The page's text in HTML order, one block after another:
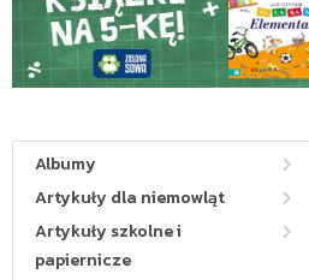
Albumy
Artykuły dla niemowląt
Artykuły szkolne i
papiernicze